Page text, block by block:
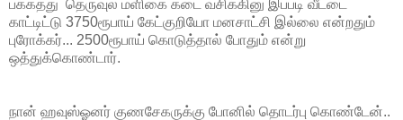
பக்கத்து தெருவுல மளிகை கடை வ்சிக்கினு இப்படி வீட்டை
காட்டிட்டு 3750ரூபாய் கேட்குறியோ மனசாட்சி இல்லை என்றதும்
புரோக்கர்... 2500ரூபாய் கொடுத்தால் போதும் என்று
ஒத்துக்கொண்டார்.
நான் ஹவுஸ்ஓனர் குணசேகருக்கு போனில் தொடர்பு கொண்டேன்..